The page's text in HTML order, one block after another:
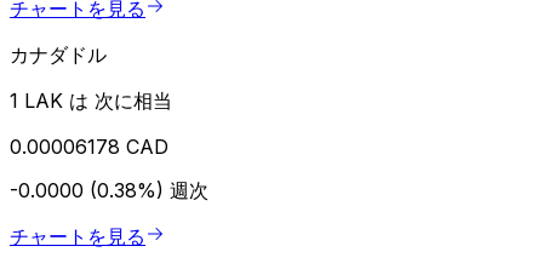
チャートを見る
カナダドル
1 LAK は 次に相当
0.00006178 CAD
-0.0000 (0.38%) 週次
チャートを見る